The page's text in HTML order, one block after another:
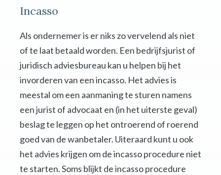
Incasso
Als ondernemer is er niks zo vervelend als niet
of te laat betaald worden. Een bedrijfsjurist of
juridisch adviesbureau kan u helpen bij het
invorderen van een incasso. Het advies is
meestal om een aanmaning te sturen namens
een jurist of advocaat en (in het uiterste geval)
beslag te leggen op het ontroerend of roerend
goed van de wanbetaler. Uiteraard kunt u ook
het advies krijgen om de incasso procedure niet
te starten. Soms blijkt de incasso procedure